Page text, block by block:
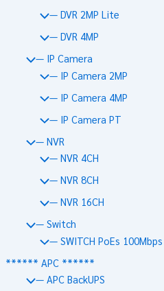
— DVR 2MP Lite
— DVR 4MP
— IP Camera
— IP Camera 2MP
— IP Camera 4MP
— IP Camera PT
— NVR
— NVR 4CH
— NVR 8CH
— NVR 16CH
— Switch
— SWITCH PoEs
****** APC ******
— APC BackUPS